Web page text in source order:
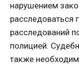
нарушением
расследоваться
расследований
полицией.
также